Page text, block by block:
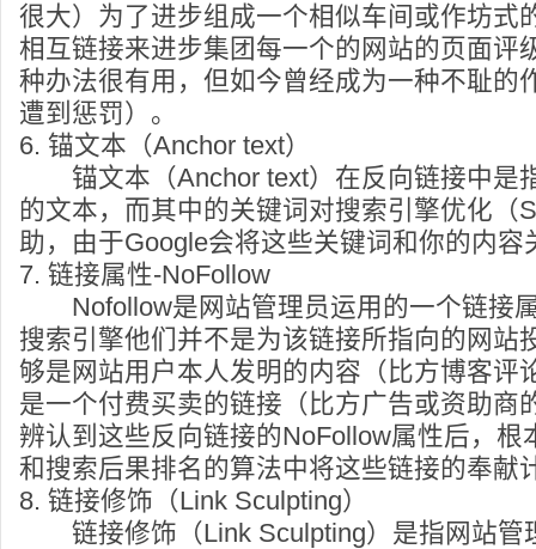
很大）为了进步组成一个相似车间或作坊式
相互链接来进步集团每一个的网站的页面评
种办法很有用，但如今曾经成为一种不耻的
遭到惩罚）。
6. 锚文本（Anchor text）
锚文本（Anchor text）在反向链接中是
的文本，而其中的关键词对搜索引擎优化（
助，由于Google会将这些关键词和你的内容
7. 链接属性-NoFollow
Nofollow是网站管理员运用的一个链接
搜索引擎他们并不是为该链接所指向的网站
够是网站用户本人发明的内容（比方博客评
是一个付费买卖的链接（比方广告或资助商
辨认到这些反向链接的NoFollow属性后，根
和搜索后果排名的算法中将这些链接的奉献
8. 链接修饰（Link Sculpting）
链接修饰（Link Sculpting）是指网站管